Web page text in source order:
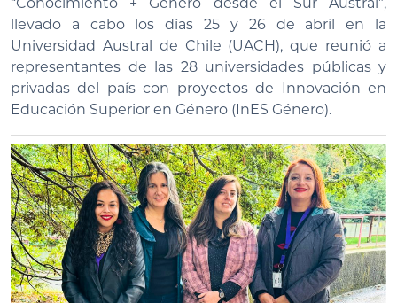
llevado a cabo los días 25 y 26 de abril en la
Universidad Austral de Chile (UACH), que reunió a
representantes de las 28 universidades públicas y
privadas del país con proyectos de Innovación en
Educación Superior en Género (InES Género).